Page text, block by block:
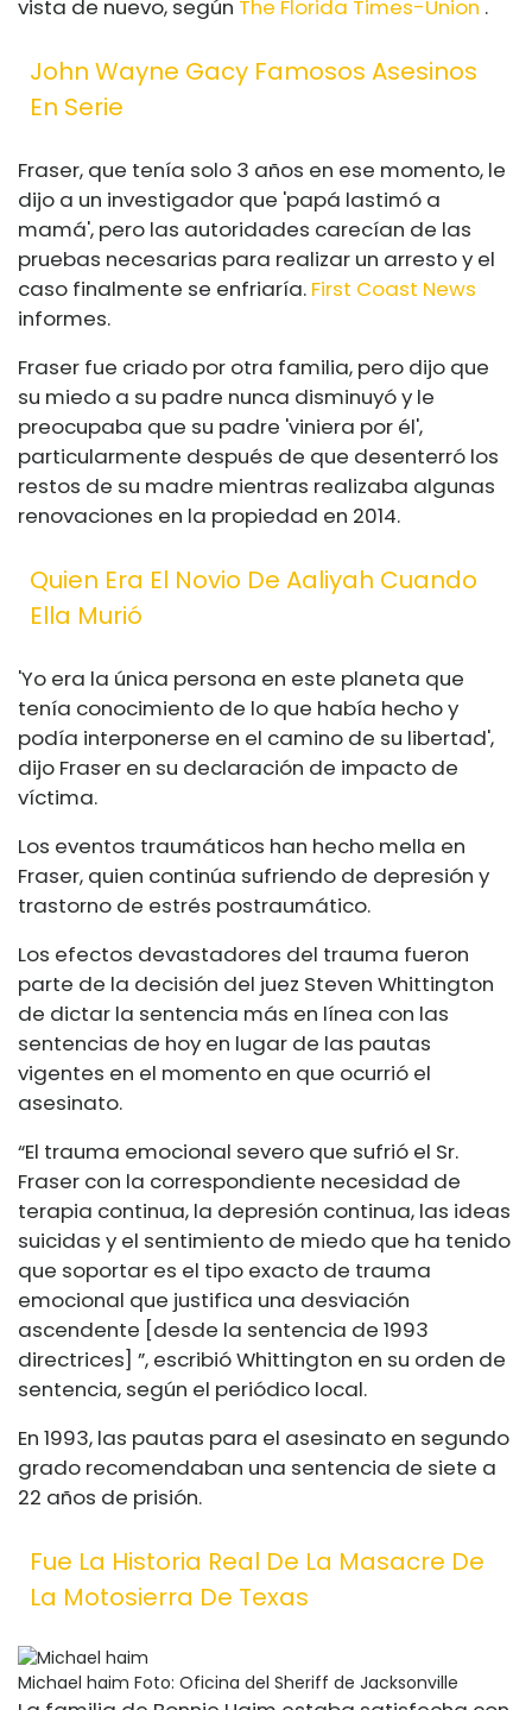
vista de nuevo, según The Florida Times-Union .
John Wayne Gacy Famosos Asesinos
En Serie
Fraser, que tenía solo 3 años en ese momento, le
dijo a un investigador que 'papá lastimó a
mamá', pero las autoridades carecían de las
pruebas necesarias para realizar un arresto y el
caso finalmente se enfriaría. First Coast News
informes.
Fraser fue criado por otra familia, pero dijo que
su miedo a su padre nunca disminuyó y le
preocupaba que su padre 'viniera por él',
particularmente después de que desenterró los
restos de su madre mientras realizaba algunas
renovaciones en la propiedad en 2014.
Quien Era El Novio De Aaliyah Cuando
Ella Murió
'Yo era la única persona en este planeta que
tenía conocimiento de lo que había hecho y
podía interponerse en el camino de su libertad',
dijo Fraser en su declaración de impacto de
víctima.
Los eventos traumáticos han hecho mella en
Fraser, quien continúa sufriendo de depresión y
trastorno de estrés postraumático.
Los efectos devastadores del trauma fueron
parte de la decisión del juez Steven Whittington
de dictar la sentencia más en línea con las
sentencias de hoy en lugar de las pautas
vigentes en el momento en que ocurrió el
asesinato.
“El trauma emocional severo que sufrió el Sr.
Fraser con la correspondiente necesidad de
terapia continua, la depresión continua, las ideas
suicidas y el sentimiento de miedo que ha tenido
que soportar es el tipo exacto de trauma
emocional que justifica una desviación
ascendente [desde la sentencia de 1993
directrices] ”, escribió Whittington en su orden de
sentencia, según el periódico local.
En 1993, las pautas para el asesinato en segundo
grado recomendaban una sentencia de siete a
22 años de prisión.
Fue La Historia Real De La Masacre De
La Motosierra De Texas
Michael haim Foto: Oficina del Sheriff de Jacksonville